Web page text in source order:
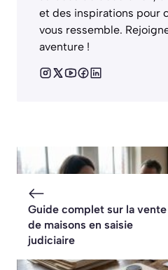
et des inspirations pour
vous ressemble.
aventure !
Guide complet sur la vente
de maisons en saisie
judiciaire